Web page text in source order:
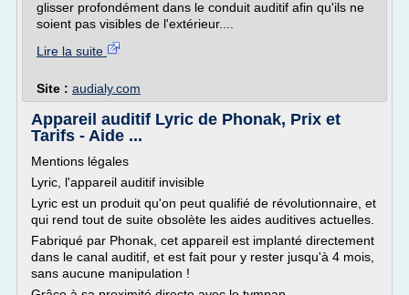
glisser profondément dans le conduit auditif afin qu'ils ne
soient pas visibles de l'extérieur....
Lire la suite
Site : audialy.com
Appareil auditif Lyric de Phonak, Prix et
Tarifs - Aide ...
Mentions légales
Lyric, l'appareil auditif invisible
Lyric est un produit qu'on peut qualifié de révolutionnaire, et
qui rend tout de suite obsolète les aides auditives actuelles.
Fabriqué par Phonak, cet appareil est implanté directement
dans le canal auditif, et est fait pour y rester jusqu'à 4 mois,
sans aucune manipulation !